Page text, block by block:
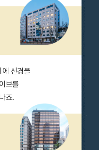
에 신경을
브를
죠.